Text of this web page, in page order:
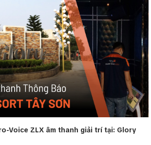
Voice ZLX âm thanh giải trí tại: Glory